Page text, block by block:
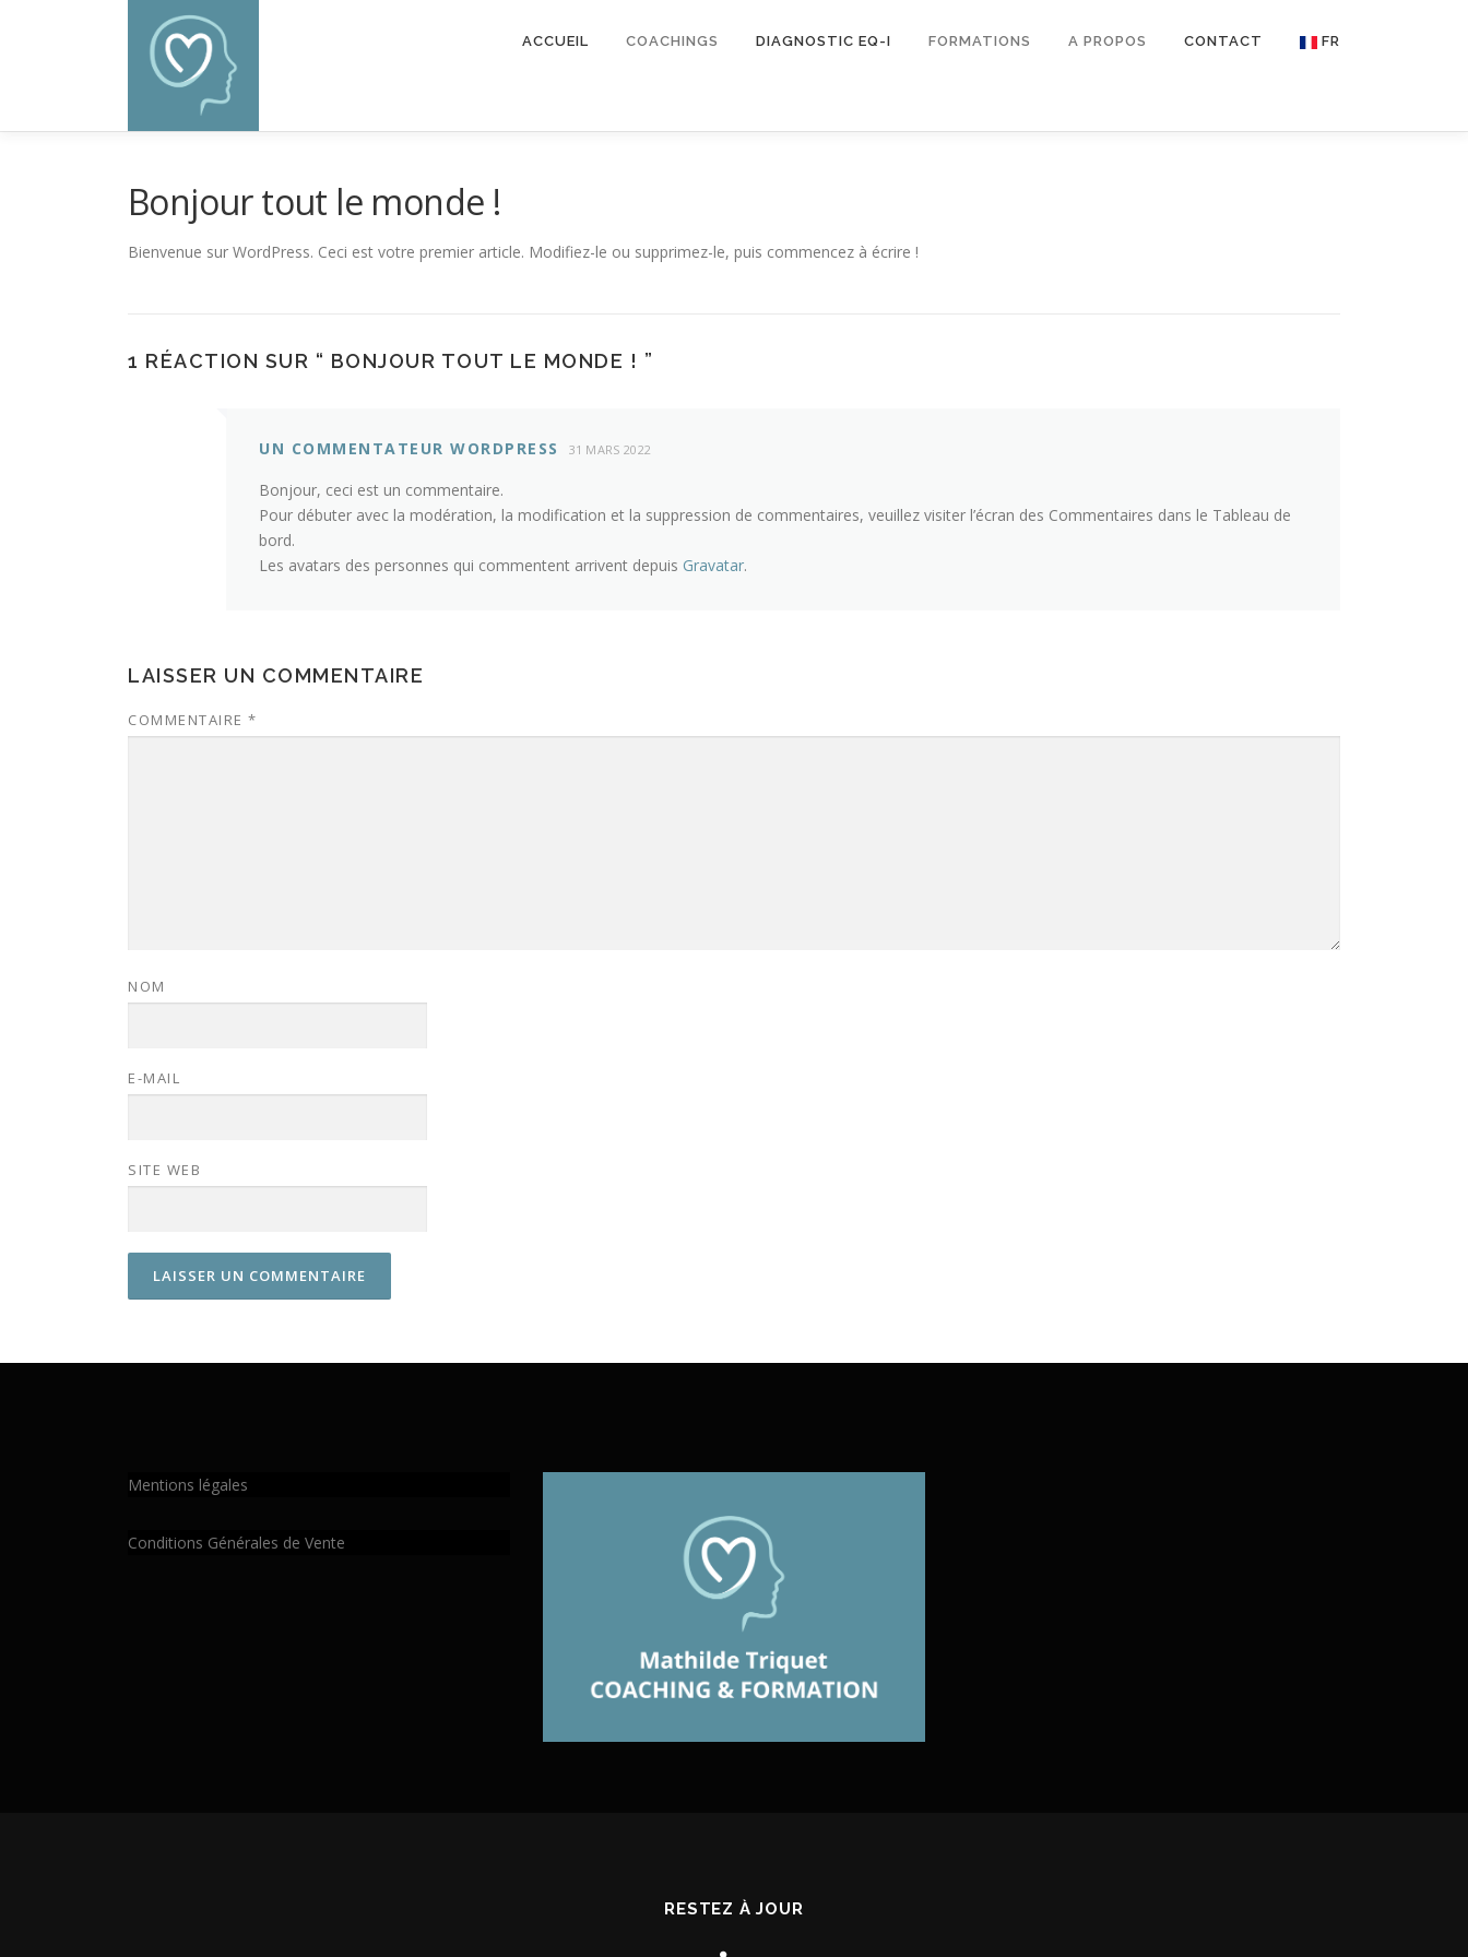
ACCUEIL COACHINGS DIAGNOSTIC EQ-I FORMATIONS A PROPOS CONTACT FR
Bonjour tout le monde !
Bienvenue sur WordPress. Ceci est votre premier article. Modifiez-le ou supprimez-le, puis commencez à écrire !
1 RÉACTION SUR “ BONJOUR TOUT LE MONDE ! ”
UN COMMENTATEUR WORDPRESS 31 MARS 2022
Bonjour, ceci est un commentaire.
Pour débuter avec la modération, la modification et la suppression de commentaires, veuillez visiter l’écran des Commentaires dans le Tableau de
bord.
Les avatars des personnes qui commentent arrivent depuis Gravatar.
LAISSER UN COMMENTAIRE
COMMENTAIRE *
NOM
E-MAIL
SITE WEB
Mentions légales
Conditions Générales de Vente
RESTEZ À JOUR